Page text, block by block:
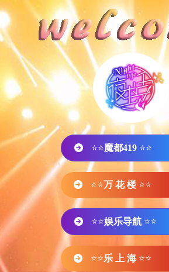
⭐⭐魔都419 ⭐⭐
⭐⭐万 花 楼 ⭐⭐
⭐⭐娱乐导航 ⭐⭐
⭐⭐乐 上 海 ⭐⭐